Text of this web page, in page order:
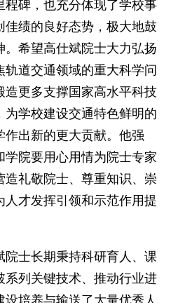
程碑，也充分体现了学校事
佳绩的良好态势，极大地鼓
。希望高仕斌院士大力弘扬
轨道交通领域的重大科学问
造更多支撑国家高水平科技
为学校建设交通特色鲜明的
作出新的更大贡献。他强
学院要用心用情为院士专家
造礼敬院士、尊重知识、崇
人才发挥引领和示范作用提
院士长期秉持科研育人、课
系列关键技术、推动行业进
培养与输送了大量优秀人